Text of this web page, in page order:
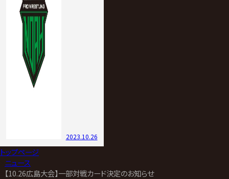
2023.10.26
トップページ
ニュース
【10.26広島大会】一部対戦カード決定のお知らせ